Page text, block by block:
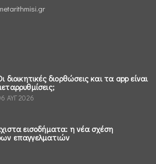
διοικητικές διορθώσεις και τα app είναι
ΑΥΓ 2026
εισοδήματα: η νέα σχέση
επαγγελματιών